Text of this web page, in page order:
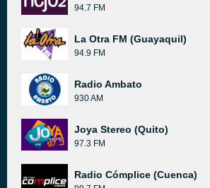
94.7 FM
La Otra FM (Guayaquil)
94.9 FM
Radio Ambato
930 AM
Joya Stereo (Quito)
97.3 FM
Radio Cómplice (Cuenca)